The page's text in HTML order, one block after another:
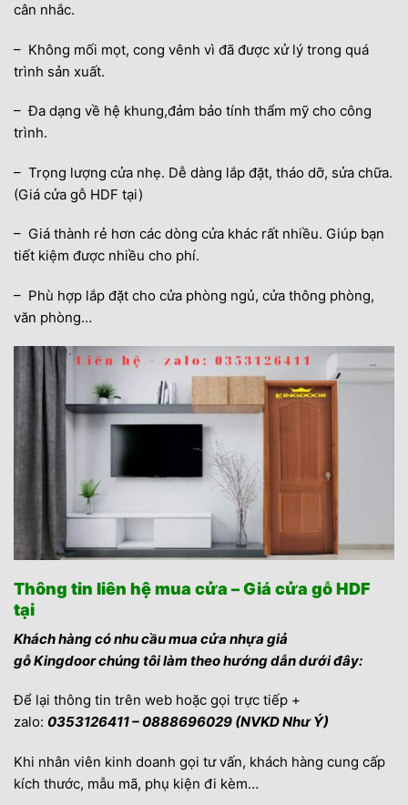
cân nhắc.
– Không mối mọt, cong vênh vì đã được xử lý trong quá
trình sản xuất.
– Đa dạng về hệ khung,đảm bảo tính thẩm mỹ cho công
trình.
– Trọng lượng cửa nhẹ. Dễ dàng lắp đặt, tháo dỡ, sửa chữa.
(Giá cửa gỗ HDF tại)
– Giá thành rẻ hơn các dòng cửa khác rất nhiều. Giúp bạn
tiết kiệm được nhiều cho phí.
– Phù hợp lắp đặt cho cửa phòng ngủ, cửa thông phòng,
văn phòng…
Thông tin liên hệ mua cửa – Giá cửa gỗ HDF
tại
Khách hàng có nhu cầu mua cửa nhựa giả
gỗ Kingdoor chúng tôi làm theo hướng dẫn dưới đây:
Để lại thông tin trên web hoặc gọi trực tiếp +
zalo: 0353126411 – 0888696029 (NVKD Như Ý)
Khi nhân viên kinh doanh gọi tư vấn, khách hàng cung cấp
kích thước, mẫu mã, phụ kiện đi kèm…